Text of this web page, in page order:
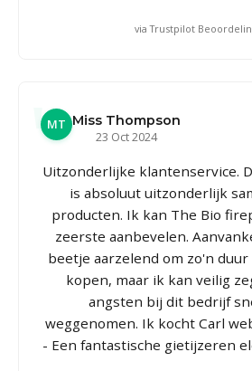
via Trustpilot
MT Miss Thompson
23 Oct 2024
Uitzonderlijke klantenservice.
is absoluut uitzonderlijk
producten. Ik kan The Bio
zeerste aanbevelen.
beetje aarzelend om zo'n
kopen, maar ik kan veilig
angsten bij dit bedrijf
weggenomen. Ik kocht Carl
- Een fantastische gietijzeren